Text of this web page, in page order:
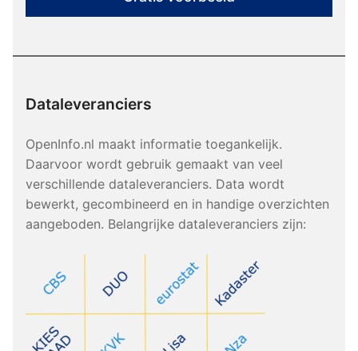
Dataleveranciers
OpenInfo.nl maakt informatie toegankelijk.
Daarvoor wordt gebruik gemaakt van veel
verschillende dataleveranciers. Data wordt
bewerkt, gecombineerd en in handige overzichten
aangeboden. Belangrijke dataleveranciers zijn: